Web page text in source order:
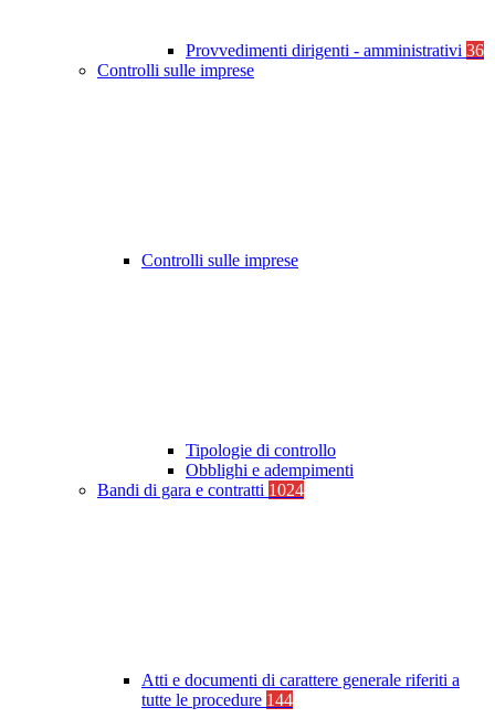
Provvedimenti dirigenti - amministrativi 36
Controlli sulle imprese
Controlli sulle imprese
Tipologie di controllo
Obblighi e adempimenti
Bandi di gara e contratti 1024
Atti e documenti di carattere generale riferiti a
tutte le procedure 144